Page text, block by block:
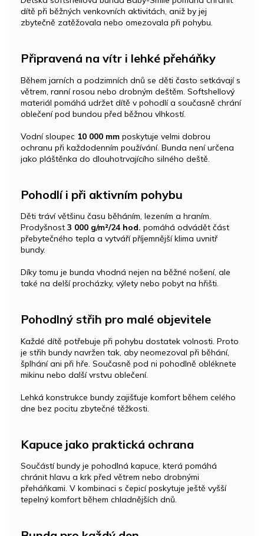
dítě při běžných venkovních aktivitách, aniž by jej
zbytečně zatěžovala nebo omezovala při pohybu.
Připravená na vítr i lehké přeháňky
Během jarních a podzimních dnů se děti často setkávají s
větrem, ranní rosou nebo drobným deštěm. Softshellový
materiál pomáhá udržet dítě v pohodlí a současně chrání
oblečení pod bundou před běžnou vlhkostí.
Vodní sloupec 10 000 mm poskytuje velmi dobrou
ochranu při každodenním používání. Bunda není určena
jako pláštěnka do dlouhotrvajícího silného deště.
Pohodlí i při aktivním pohybu
Děti tráví většinu času běháním, lezením a hraním.
Prodyšnost 3 000 g/m²/24 hod. pomáhá odvádět část
přebytečného tepla a vytváří příjemnější klima uvnitř
bundy.
Díky tomu je bunda vhodná nejen na běžné nošení, ale
také na delší procházky, výlety nebo pobyt na hřišti.
Pohodlný střih pro malé objevitele
Každé dítě potřebuje při pohybu dostatek volnosti. Proto
je střih bundy navržen tak, aby neomezoval při běhání,
šplhání ani při hře. Současně pod ni pohodlně obléknete
mikinu nebo další vrstvu oblečení.
Lehká konstrukce bundy zajišťuje komfort během celého
dne bez pocitu zbytečné těžkosti.
Kapuce jako praktická ochrana
Součástí bundy je pohodlná kapuce, která pomáhá
chránit hlavu a krk před větrem nebo drobnými
přeháňkami. V kombinaci s čepicí poskytuje ještě vyšší
tepelný komfort během chladnějších dnů.